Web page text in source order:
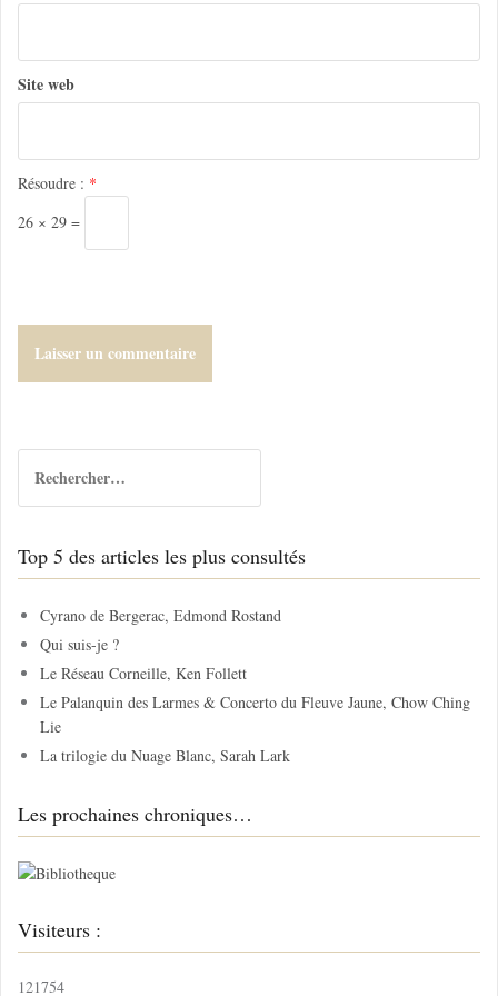
t
i
l
e
Site web
Résoudre : *
26 × 29 =
c
e
r
c
r
Top 5 des articles les plus consultés
Cyrano de Bergerac, Edmond Rostand
Qui suis-je ?
Le Réseau Corneille, Ken Follett
Le Palanquin des Larmes & Concerto du Fleuve Jaune, Chow Ching
Lie
La trilogie du Nuage Blanc, Sarah Lark
Les prochaines chroniques…
Visiteurs :
121754